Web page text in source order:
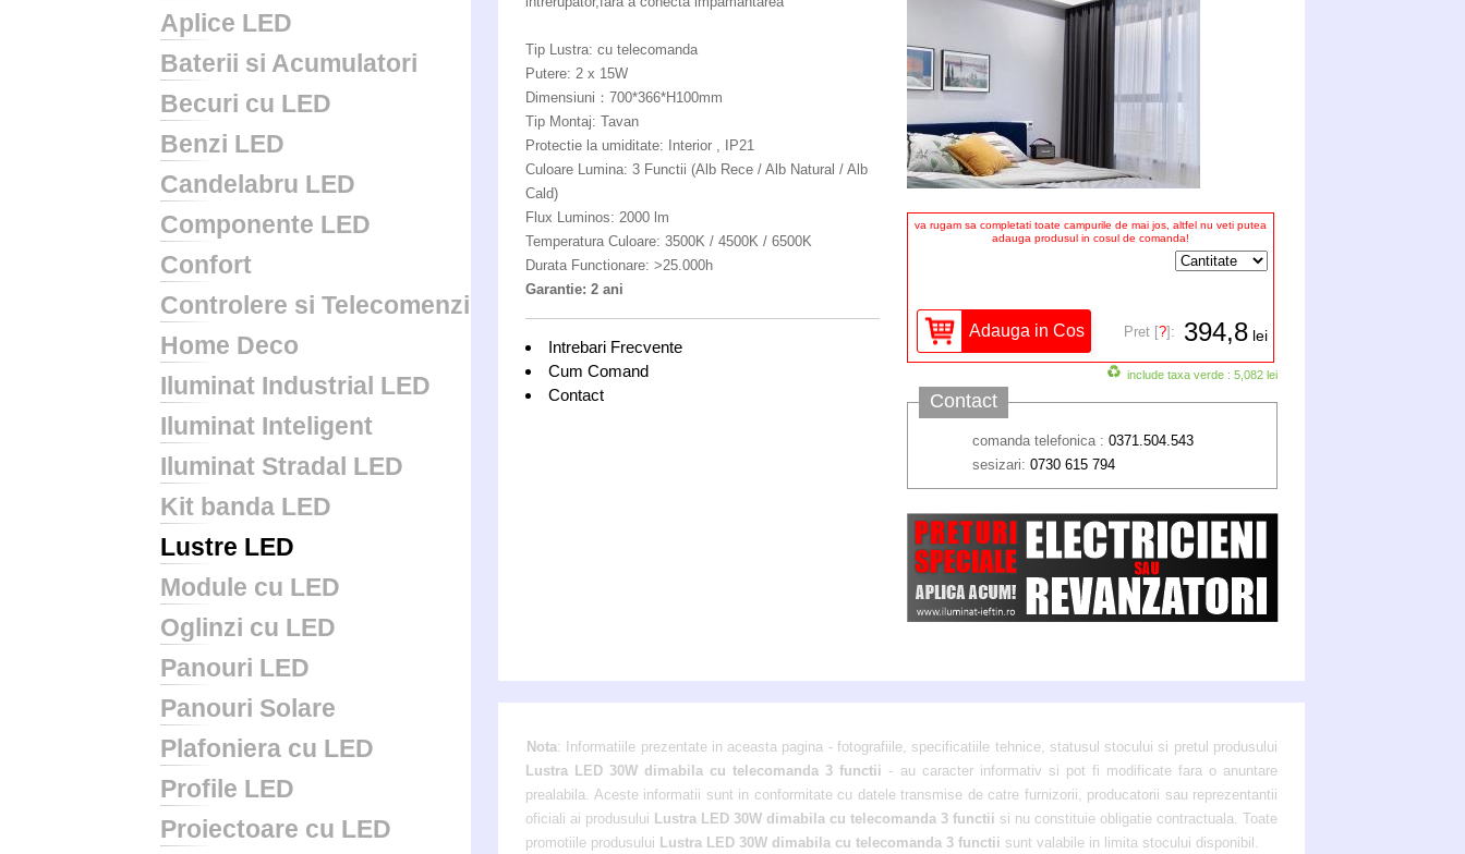
Aplice LED
Baterii si Acumulatori
Becuri cu LED
Benzi LED
Candelabru LED
Componente LED
Confort
Controlere si Telecomenzi
Home Deco
Iluminat Industrial LED
Iluminat Inteligent
Iluminat Stradal LED
Kit banda LED
Lustre LED
Module cu LED
Oglinzi cu LED
Panouri LED
Panouri Solare
Plafoniera cu LED
Profile LED
Proiectoare cu LED
Tip Lustra: cu telecomanda
Putere: 2 x 15W
Dimensiuni：700*366*H100mm
Tip Montaj: Tavan
Protectie la umiditate: Interior , IP21
Culoare Lumina: 3 Functii (Alb Rece / Alb Natural / Alb
Cald)
Flux Luminos: 2000 lm
Temperatura Culoare: 3500K / 4500K / 6500K
Durata Functionare: >25.000h
Garantie: 2 ani
Intrebari Frecvente
Cum Comand
Contact
va rugam sa completati toate campurile de mai jos, altfel nu veti putea
adauga produsul in cosul de comanda!
Pret [?]: 394,8 lei
include taxa verde : 5,082 lei
Contact
comanda telefonica : 0371.504.543
sesizari: 0730 615 794
Nota: Informatiile prezentate in aceasta pagina - fotografiile, specificatiile tehnice, statusul stocului si pretul produsului
Lustra LED 30W dimabila cu telecomanda 3 functii - au caracter informativ si pot fi modificate fara o anuntare
prealabila. Aceste informatii sunt in conformitate cu datele transmise de catre furnizorii, producatorii sau reprezentantii
oficiali ai produsului Lustra LED 30W dimabila cu telecomanda 3 functii si nu constituie obligatie contractuala. Toate
promotiile produsului Lustra LED 30W dimabila cu telecomanda 3 functii sunt valabile in limita stocului disponibil.